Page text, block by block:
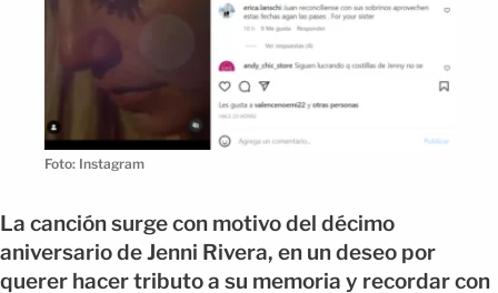
Foto: Instagram
La canción surge con motivo del décimo
aniversario de Jenni Rivera, en un deseo por
querer hacer tributo a su memoria y recordar con